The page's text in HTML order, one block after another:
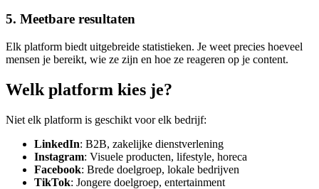
5. Meetbare resultaten
Elk platform biedt uitgebreide statistieken. Je weet precies hoeveel
mensen je bereikt, wie ze zijn en hoe ze reageren op je content.
Welk platform kies je?
Niet elk platform is geschikt voor elk bedrijf:
LinkedIn: B2B, zakelijke dienstverlening
Instagram: Visuele producten, lifestyle, horeca
Facebook: Brede doelgroep, lokale bedrijven
TikTok: Jongere doelgroep, entertainment